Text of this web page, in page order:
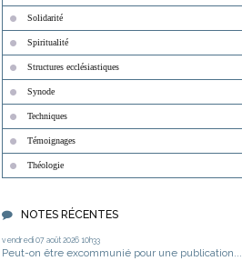
Solidarité
Spiritualité
Structures ecclésiastiques
Synode
Techniques
Témoignages
Théologie
NOTES RÉCENTES
vendredi 07 août 2026 10h33
Peut-on être excommunié pour une publication...